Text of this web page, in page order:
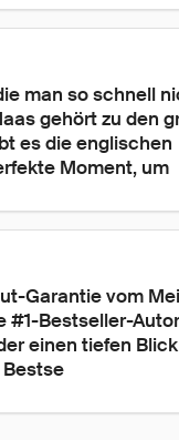
man so schnell
gehört zu den
es die englischen
Moment, um
Garantie vom
#1-Bestseller-
einen tiefen